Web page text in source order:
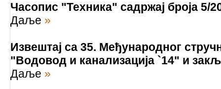
Часопис "Техника" садржај броја 5/
Даље »
Извештај са 35. Међународног
"Водовод и канализација `14" и
Даље »